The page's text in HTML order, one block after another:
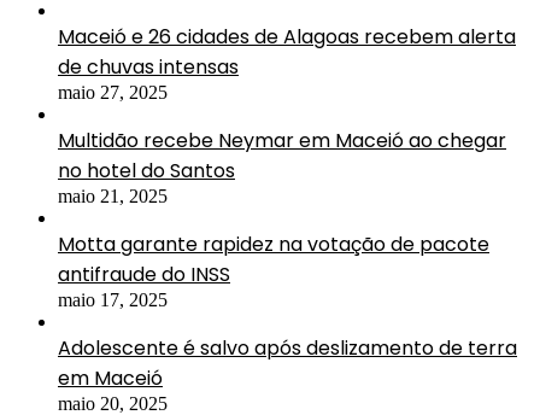
Maceió e 26 cidades de Alagoas recebem alerta
de chuvas intensas
maio 27, 2025
Multidão recebe Neymar em Maceió ao chegar
no hotel do Santos
maio 21, 2025
Motta garante rapidez na votação de pacote
antifraude do INSS
maio 17, 2025
Adolescente é salvo após deslizamento de terra
em Maceió
maio 20, 2025